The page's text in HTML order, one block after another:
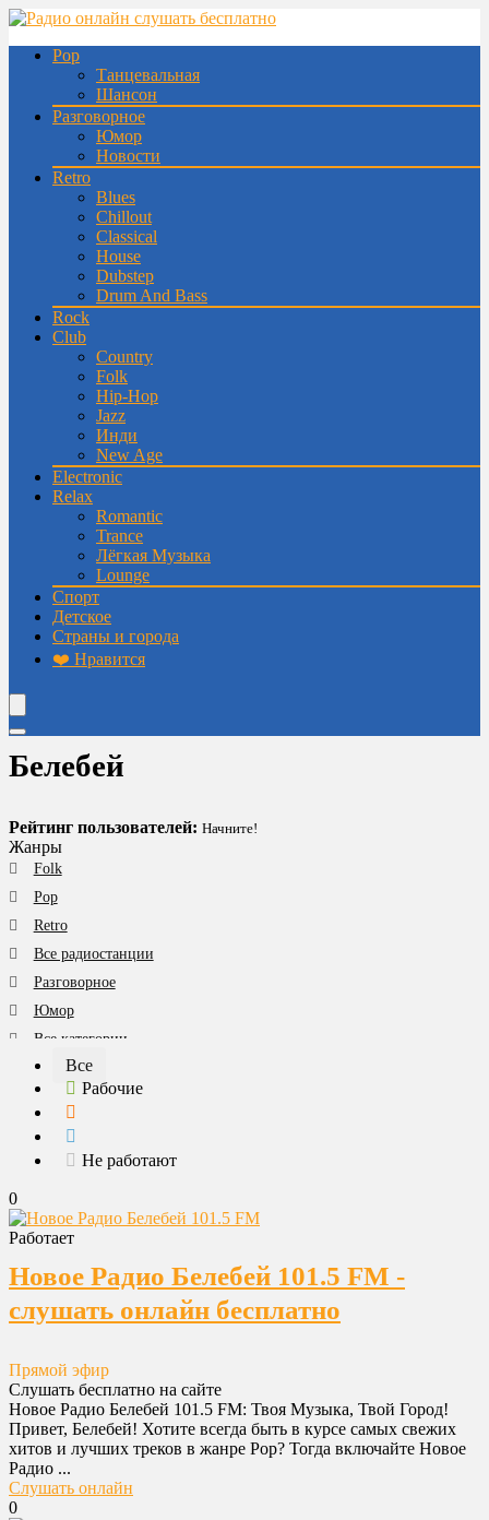
Pop
Танцевальная
Шансон
Разговорное
Юмор
Новости
Retro
Blues
Chillout
Classical
House
Dubstep
Drum And Bass
Rock
Club
Country
Folk
Hip-Hop
Jazz
Инди
New Age
Electronic
Relax
Romantic
Trance
Лёгкая Музыка
Lounge
Спорт
Детское
Страны и города
❤️ Нравится
Белебей
Рейтинг пользователей: Начните!
Жанры
Folk
Pop
Retro
Все радиостанции
Разговорное
Юмор
Все категории
Все
Рабочие
Не работают
0
Работает
Новое Радио Белебей 101.5 FM -
слушать онлайн бесплатно
Прямой эфир
Слушать бесплатно на сайте
Новое Радио Белебей 101.5 FM: Твоя Музыка, Твой Город!
Привет, Белебей! Хотите всегда быть в курсе самых свежих
хитов и лучших треков в жанре Pop? Тогда включайте Новое
Радио ...
Слушать онлайн
0